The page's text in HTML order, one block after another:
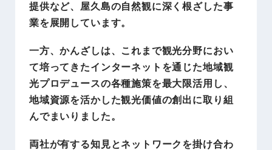
提供など、屋久島の自然観に深く根ざした事
業を展開しています。
一方、かんざしは、これまで観光分野におい
て培ってきたインターネットを通じた地域観
光プロデュースの各種施策を最大限活用し、
地域資源を活かした観光価値の創出に取り組
んでまいりました。
両社が有する知見とネットワークを掛け合わ